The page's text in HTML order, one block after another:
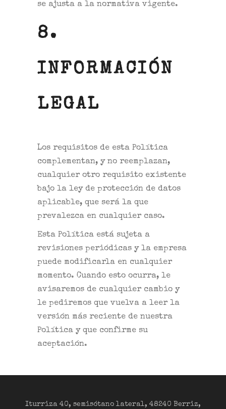
se ajusta a la normativa vigente.
8.
INFORMACIÓN
LEGAL
Los requisitos de esta Política
complementan, y no reemplazan,
cualquier otro requisito existente
bajo la ley de protección de datos
aplicable, que será la que
prevalezca en cualquier caso.
Esta Política está sujeta a
revisiones periódicas y la empresa
puede modificarla en cualquier
momento. Cuando esto ocurra, le
avisaremos de cualquier cambio y
le pediremos que vuelva a leer la
versión más reciente de nuestra
Política y que confirme su
aceptación.
Iturriza 40, semisótano lateral, 48240 Berriz,